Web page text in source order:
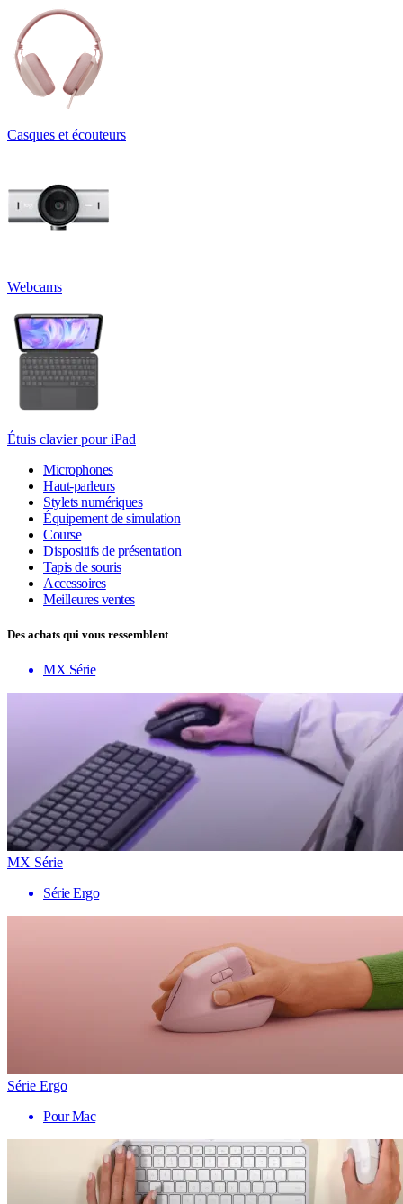
Casques et écouteurs
Webcams
Étuis clavier pour iPad
Microphones
Haut-parleurs
Stylets numériques
Équipement de simulation
Course
Dispositifs de présentation
Tapis de souris
Accessoires
Meilleures ventes
Des achats qui vous ressemblent
MX Série
MX Série
Série Ergo
Série Ergo
Pour Mac